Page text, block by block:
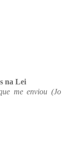
na Lei
me enviou (Jo